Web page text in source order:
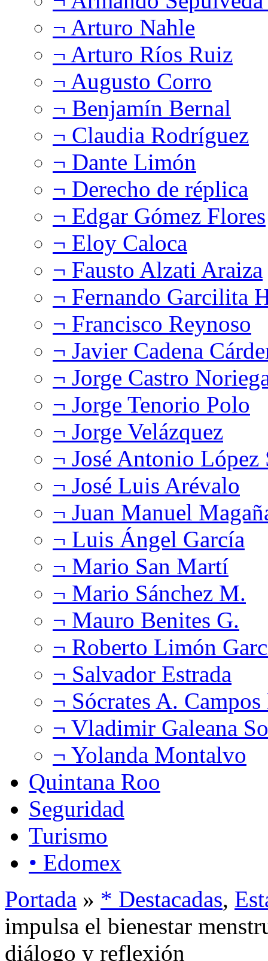
¬ Arturo Nahle
¬ Arturo Ríos Ruiz
¬ Augusto Corro
¬ Benjamín Bernal
¬ Claudia Rodríguez
¬ Dante Limón
¬ Derecho de réplica
¬ Edgar Gómez Flores
¬ Eloy Caloca
¬ Fausto Alzati Araiza
¬ Fernando Garcilita
¬ Francisco Reynoso
¬ Javier Cadena
¬ Jorge Castro
¬ Jorge Tenorio Polo
¬ Jorge Velázquez
¬ José Antonio López
¬ José Luis Arévalo
¬ Juan Manuel
¬ Luis Ángel García
¬ Mario San Martí
¬ Mario Sánchez M.
¬ Mauro Benites G.
¬ Roberto Limón
¬ Salvador Estrada
¬ Sócrates A.
¬ Vladimir Galeana
¬ Yolanda Montalvo
Quintana Roo
Seguridad
Turismo
• Edomex
Portada » * Destacadas,
impulsa el bienestar
diálogo y reflexión